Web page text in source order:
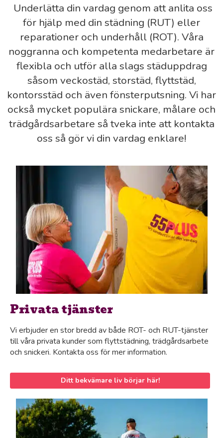
Underlätta din vardag genom att anlita oss
för hjälp med din städning (RUT) eller
reparationer och underhåll (ROT). Våra
noggranna och kompetenta medarbetare är
flexibla och utför alla slags städuppdrag
såsom veckostäd, storstäd, flyttstäd,
kontorsstäd och även fönsterputsning. Vi har
också mycket populära snickare, målare och
trädgårdsarbetare så tveka inte att kontakta
oss så gör vi din vardag enklare!
Privata tjänster
Vi erbjuder en stor bredd av både ROT- och RUT-tjänster
till våra privata kunder som flyttstädning, trädgårdsarbete
och snickeri. Kontakta oss för mer information.
Ditt bekvämare liv börjar här!